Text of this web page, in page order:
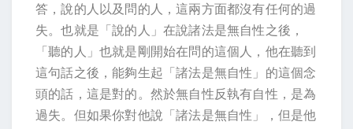
答，說的人以及問的人，這兩方面都沒有任何的過
失。也就是「說的人」在說諸法是無自性之後，
「聽的人」也就是剛開始在問的這個人，他在聽到
這句話之後，能夠生起「諸法是無自性」的這個念
頭的話，這是對的。然於無自性反執有自性，是為
過失。但如果你對他說「諸法是無自性」，但是他